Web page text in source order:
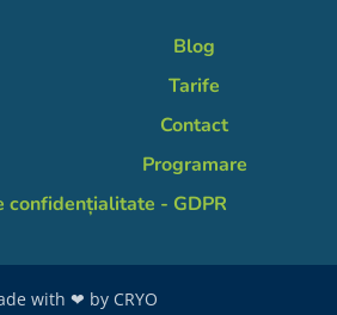
Blog
Tarife
Contact
Programare
confidențialitate - GDPR
with ❤ by CRYO